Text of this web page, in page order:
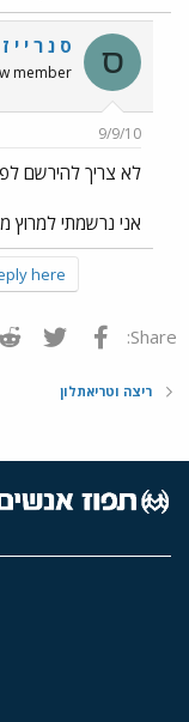
ס ס נ ר י י ז
member
9/9/10
לא צריך להירשם
אני נרשמתי למרוץ
here.
Share: פייסבוק
ריצה וטריאתלון